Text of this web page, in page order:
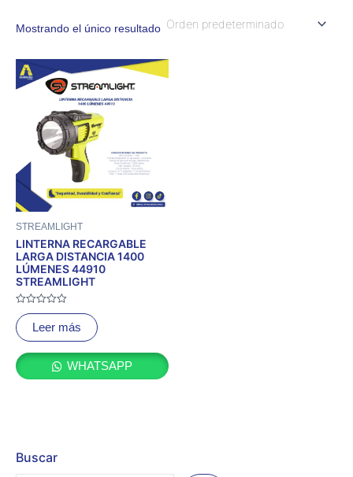
Buscar
Mostrando el único resultado
STREAMLIGHT
LINTERNA RECARGABLE
LARGA DISTANCIA 1400
LÚMENES 44910
STREAMLIGHT
Valorado
con
0
de
Leer más
WHATSAPP